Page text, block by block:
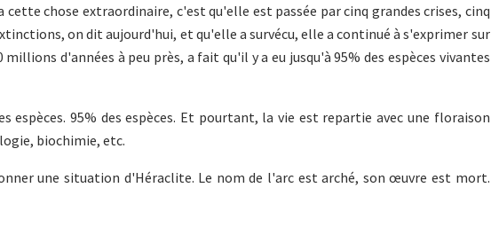
chose extraordinaire, c'est qu'elle est passée par cinq grandes crises, cinq
on dit aujourd'hui, et qu'elle a survécu, elle a continué à s'exprimer sur
d'années à peu près, a fait qu'il y a eu jusqu'à 95% des espèces vivantes
espèces. 95% des espèces. Et pourtant, la vie est repartie avec une floraison
biochimie, etc.
une situation d'Héraclite. Le nom de l'arc est arché, son œuvre est mort.